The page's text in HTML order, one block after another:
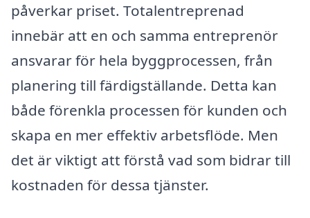
påverkar priset. Totalentreprenad
innebär att en och samma entreprenör
ansvarar för hela byggprocessen, från
planering till färdigställande. Detta kan
både förenkla processen för kunden och
skapa en mer effektiv arbetsflöde. Men
det är viktigt att förstå vad som bidrar till
kostnaden för dessa tjänster.